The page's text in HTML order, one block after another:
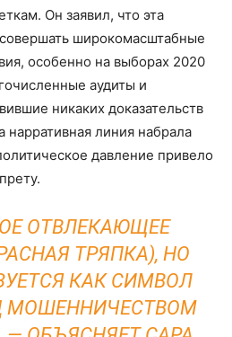
Он заявил, что эта
широкомасштабные
особенно на выборах 2020
аудиты и
никаких доказательств
нарративная линия набрала
давление привело
ОТВЛЕКАЮЩЕЕ
ТРЯПКА), НО
КАК СИМВОЛ
МОШЕННИЧЕСТВОМ